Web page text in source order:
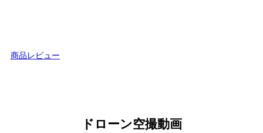
商品レビュー
ドローン空撮動画